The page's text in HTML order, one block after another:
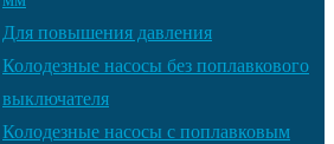
Для повышения давления
Колодезные насосы без поплавкового
выключателя
Колодезные насосы с поплавковым